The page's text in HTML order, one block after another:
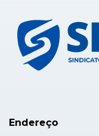
Endereço